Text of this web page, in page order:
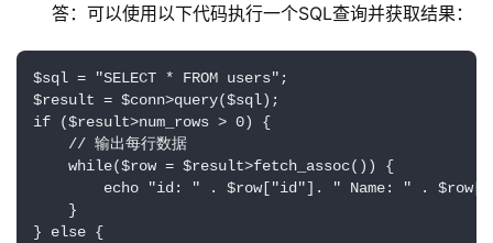
答：可以使用以下代码执行一个SQL查询并获取结果：
$sql = "SELECT * FROM users";
$result = $conn>query($sql);
if ($result>num_rows > 0) {
    // 输出每行数据
    while($row = $result>fetch_assoc()) {
echo "id: " . $row["id"]. " Name: " .
    }
} else {